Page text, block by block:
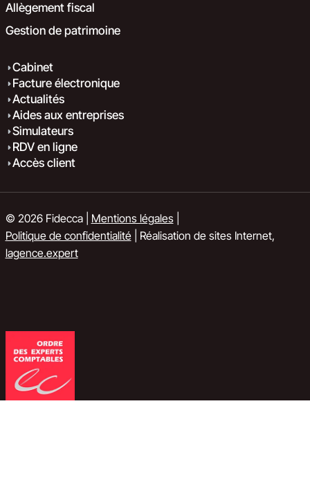
Allègement fiscal
Gestion de patrimoine
Cabinet
Facture électronique
Actualités
Aides aux entreprises
Simulateurs
RDV en ligne
Accès client
© 2026 Fidecca | Mentions légales|
Politique de confidentialité| Réalisation de sites Internet,
lagence.expert